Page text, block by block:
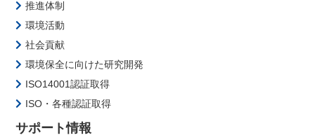
推進体制
環境活動
社会貢献
環境保全に向けた研究開発
ISO14001認証取得
ISO・各種認証取得
サポート情報